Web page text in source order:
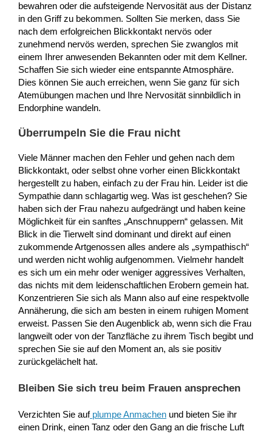
bewahren oder die aufsteigende Nervosität aus der Distanz
in den Griff zu bekommen. Sollten Sie merken, dass Sie
nach dem erfolgreichen Blickkontakt nervös oder
zunehmend nervös werden, sprechen Sie zwanglos mit
einem Ihrer anwesenden Bekannten oder mit dem Kellner.
Schaffen Sie sich wieder eine entspannte Atmosphäre.
Dies können Sie auch erreichen, wenn Sie ganz für sich
Atemübungen machen und Ihre Nervosität sinnbildlich in
Endorphine wandeln.
Überrumpeln Sie die Frau nicht
Viele Männer machen den Fehler und gehen nach dem
Blickkontakt, oder selbst ohne vorher einen Blickkontakt
hergestellt zu haben, einfach zu der Frau hin. Leider ist die
Sympathie dann schlagartig weg. Was ist geschehen? Sie
haben sich der Frau nahezu aufgedrängt und haben keine
Möglichkeit für ein sanftes „Anschnuppern“ gelassen. Mit
Blick in die Tierwelt sind dominant und direkt auf einen
zukommende Artgenossen alles andere als „sympathisch“
und werden nicht wohlig aufgenommen. Vielmehr handelt
es sich um ein mehr oder weniger aggressives Verhalten,
das nichts mit dem leidenschaftlichen Erobern gemein hat.
Konzentrieren Sie sich als Mann also auf eine respektvolle
Annäherung, die sich am besten in einem ruhigen Moment
erweist. Passen Sie den Augenblick ab, wenn sich die Frau
langweilt oder von der Tanzfläche zu ihrem Tisch begibt und
sprechen Sie sie auf den Moment an, als sie positiv
zurückgelächelt hat.
Bleiben Sie sich treu beim Frauen ansprechen
Verzichten Sie aufplumpe Anmachen und bieten Sie ihr
einen Drink, einen Tanz oder den Gang an die frische Luft